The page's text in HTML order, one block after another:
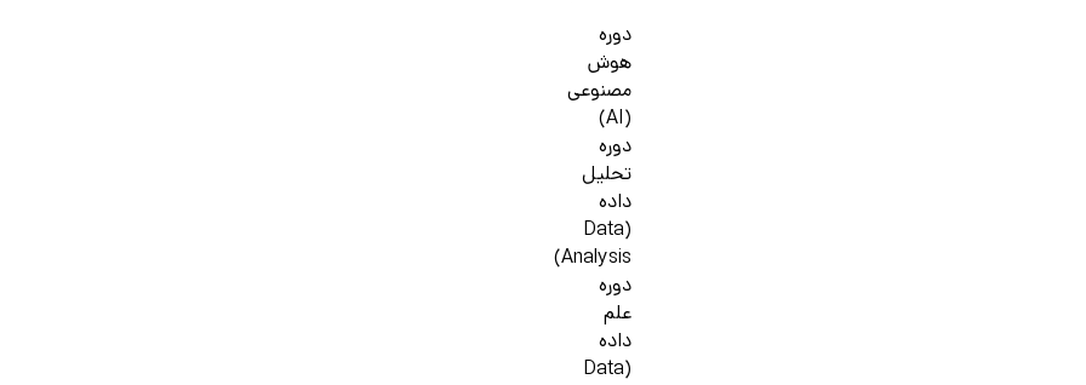
دوره
هوش
مصنوعی
(AI)
دوره
تحلیل
داده
(Data
Analysis)
دوره
علم
داده
(Data